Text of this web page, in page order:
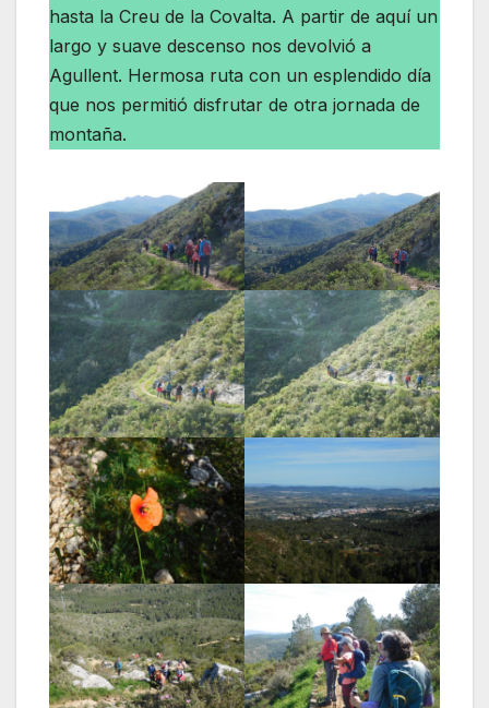
hasta la Creu de la Covalta. A partir de aquí un
largo y suave descenso nos devolvió a
Agullent. Hermosa ruta con un esplendido día
que nos permitió disfrutar de otra jornada de
montaña.